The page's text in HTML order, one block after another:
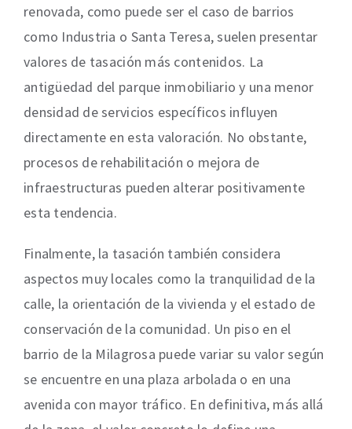
renovada, como puede ser el caso de barrios
como Industria o Santa Teresa, suelen presentar
valores de tasación más contenidos. La
antigüedad del parque inmobiliario y una menor
densidad de servicios específicos influyen
directamente en esta valoración. No obstante,
procesos de rehabilitación o mejora de
infraestructuras pueden alterar positivamente
esta tendencia.
Finalmente, la tasación también considera
aspectos muy locales como la tranquilidad de la
calle, la orientación de la vivienda y el estado de
conservación de la comunidad. Un piso en el
barrio de la Milagrosa puede variar su valor según
se encuentre en una plaza arbolada o en una
avenida con mayor tráfico. En definitiva, más allá